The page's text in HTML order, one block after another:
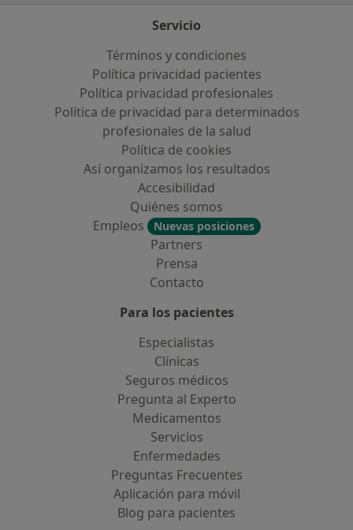
Servicio
Términos y condiciones
Política privacidad pacientes
Política privacidad profesionales
Política de privacidad para determinados
profesionales de la salud
Política de cookies
Así organizamos los resultados
Accesibilidad
Quiénes somos
Empleos
Nuevas posiciones
Partners
Prensa
Contacto
Para los pacientes
Especialistas
Clínicas
Seguros médicos
Pregunta al Experto
Medicamentos
Servicios
Enfermedades
Preguntas Frecuentes
Aplicación para móvil
Blog para pacientes